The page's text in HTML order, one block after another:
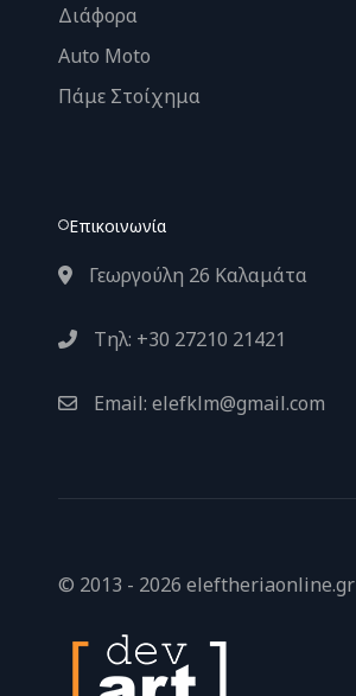
Διάφορα
Auto Moto
Πάμε Στοίχημα
Επικοινωνία
Γεωργούλη 26 Καλαμάτα
Τηλ: +30 27210 21421
Email: elefklm@gmail.com
© 2013 - 2026 eleftheriaonline.gr